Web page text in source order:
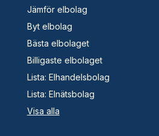
Jämför elbolag
Byt elbolag
Bästa elbolaget
Billigaste elbolaget
Lista: Elhandelsbolag
Lista: Elnätsbolag
Visa alla